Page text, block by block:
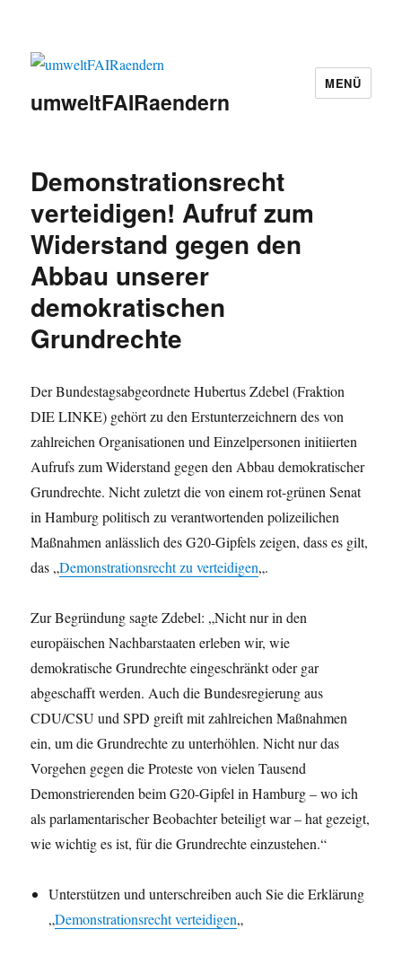
umweltFAIRaendern
MENÜ
Demonstrationsrecht
verteidigen! Aufruf zum
Widerstand gegen den
Abbau unserer
demokratischen
Grundrechte
Der Bundestagsabgeordnete Hubertus Zdebel (Fraktion
DIE LINKE) gehört zu den Erstunterzeichnern des von
zahlreichen Organisationen und Einzelpersonen initiierten
Aufrufs zum Widerstand gegen den Abbau demokratischer
Grundrechte. Nicht zuletzt die von einem rot-grünen Senat
in Hamburg politisch zu verantwortenden polizeilichen
Maßnahmen anlässlich des G20-Gipfels zeigen, dass es gilt,
das „Demonstrationsrecht zu verteidigen„.
Zur Begründung sagte Zdebel: „Nicht nur in den
europäischen Nachbarstaaten erleben wir, wie
demokratische Grundrechte eingeschränkt oder gar
abgeschafft werden. Auch die Bundesregierung aus
CDU/CSU und SPD greift mit zahlreichen Maßnahmen
ein, um die Grundrechte zu unterhöhlen. Nicht nur das
Vorgehen gegen die Proteste von vielen Tausend
Demonstrierenden beim G20-Gipfel in Hamburg – wo ich
als parlamentarischer Beobachter beteiligt war – hat gezeigt,
wie wichtig es ist, für die Grundrechte einzustehen.“
Unterstützen und unterschreiben auch Sie die Erklärung
„Demonstrationsrecht verteidigen„